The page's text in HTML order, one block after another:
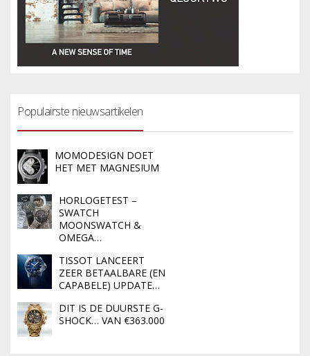
Populairste nieuwsartikelen
MOMODESIGN DOET
HET MET MAGNESIUM
HORLOGETEST –
SWATCH
MOONSWATCH &
OMEGA…
TISSOT LANCEERT
ZEER BETAALBARE (EN
CAPABELE) UPDATE…
DIT IS DE DUURSTE G-
SHOCK… VAN €363.000